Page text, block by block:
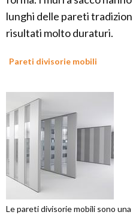
lunghi delle pareti
risultati molto duraturi.
Pareti divisorie mobili
Le pareti divisorie mobili sono